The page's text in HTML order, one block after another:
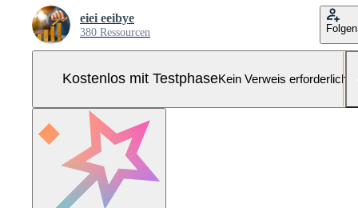
eiei eeibye
380 Ressourcen Folgen
Kostenlos mit TestphaseKein Verweis erforderlich